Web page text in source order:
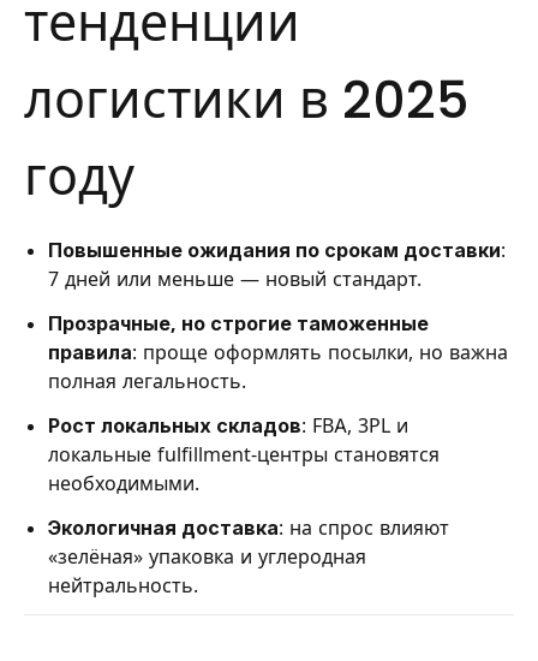
тенденции
логистики в 2025
году
Повышенные ожидания по срокам доставки:
7 дней или меньше — новый стандарт.
Прозрачные, но строгие таможенные
правила: проще оформлять посылки, но важна
полная легальность.
Рост локальных складов: FBA, 3PL и
локальные fulfillment-центры становятся
необходимыми.
Экологичная доставка: на спрос влияют
«зелёная» упаковка и углеродная
нейтральность.